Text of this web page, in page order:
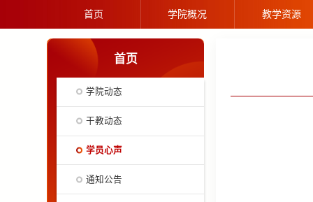
首页 学院概况 教学资源
首页
学院动态
干教动态
学员心声
通知公告